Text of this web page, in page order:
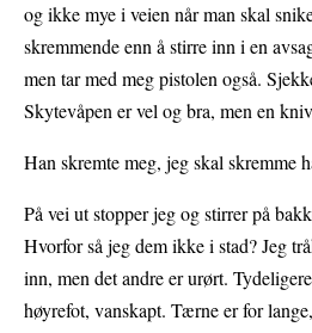
og ikke mye i veien når man skal
skremmende enn å stirre inn i en
men tar med meg pistolen også.
Skytevåpen er vel og bra, men en
Han skremte meg, jeg skal skremme
På vei ut stopper jeg og stirrer på
Hvorfor så jeg dem ikke i stad? Jeg
inn, men det andre er urørt.
høyrefot, vanskapt. Tærne er for